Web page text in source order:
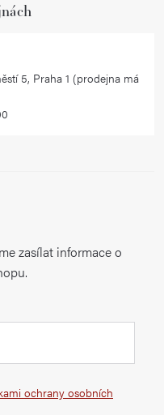
5, Praha 1 (prodejna má
zasílat informace o
ochrany osobních